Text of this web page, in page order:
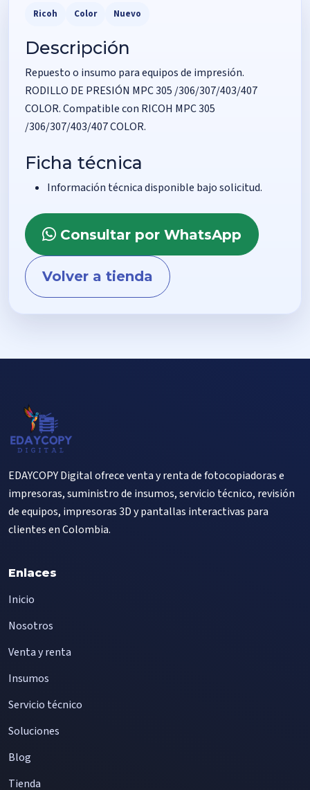
Ricoh Color Nuevo
Descripción
Repuesto o insumo para equipos de impresión.
RODILLO DE PRESIÓN MPC 305 /306/307/403/407
COLOR. Compatible con RICOH MPC 305
/306/307/403/407 COLOR.
Ficha técnica
Información técnica disponible bajo solicitud.
Consultar por WhatsApp
Volver a tienda
EDAYCOPY Digital ofrece venta y renta de fotocopiadoras e
impresoras, suministro de insumos, servicio técnico, revisión
de equipos, impresoras 3D y pantallas interactivas para
clientes en Colombia.
Enlaces
Inicio
Nosotros
Venta y renta
Insumos
Servicio técnico
Soluciones
Blog
Tienda